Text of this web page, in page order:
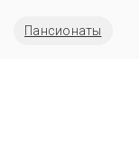
Пансионаты